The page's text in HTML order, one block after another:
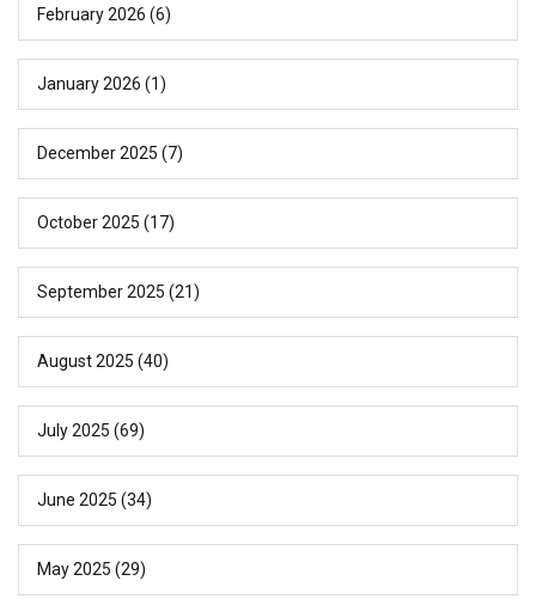
February 2026 (6)
January 2026 (1)
December 2025 (7)
October 2025 (17)
September 2025 (21)
August 2025 (40)
July 2025 (69)
June 2025 (34)
May 2025 (29)